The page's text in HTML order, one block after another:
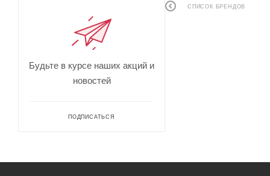
СПИСОК БРЕНДОВ
Будьте в курсе наших акций и
новостей
ПОДПИСАТЬСЯ